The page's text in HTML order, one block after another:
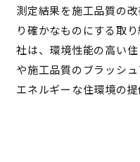
測定結果を施工品質の
り確かなものにする取
社は、環境性能の高い
や施工品質のブラッシ
エネルギーな住環境の提